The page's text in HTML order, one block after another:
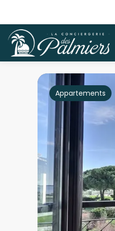
Appartements